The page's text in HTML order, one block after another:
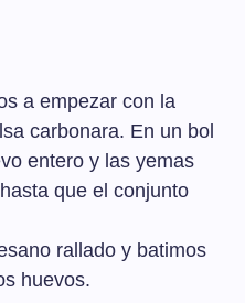
a empezar con la
carbonara. En un bol
entero y las yemas
que el conjunto
rallado y batimos
huevos.